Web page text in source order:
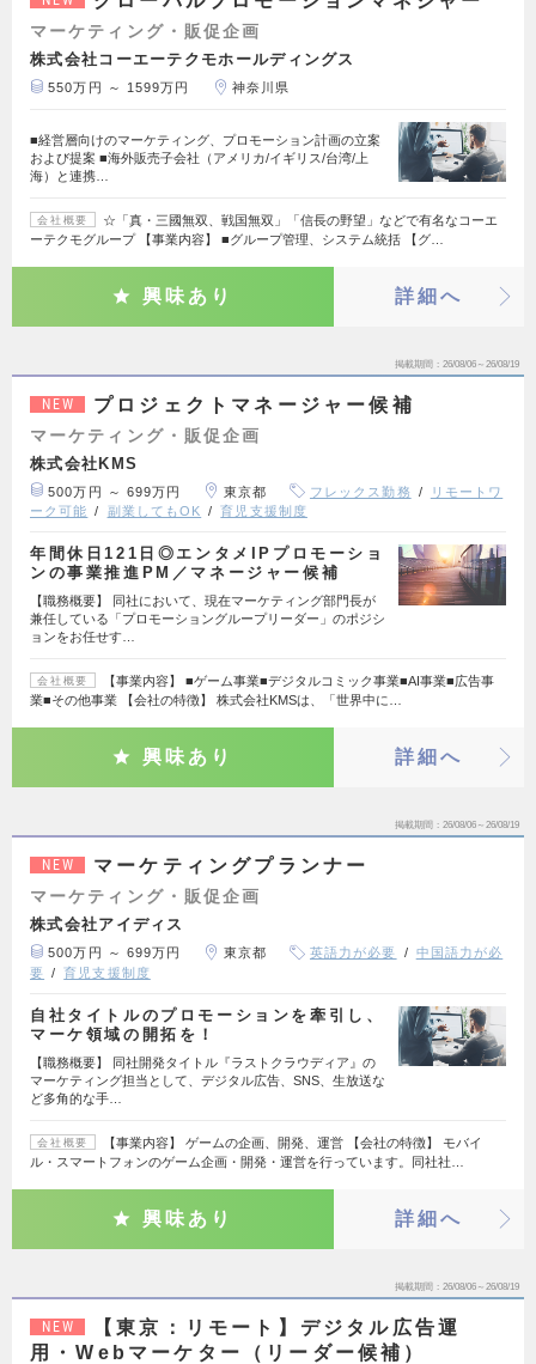
マーケティング・販促企画
株式会社コーエーテクモホールディングス
550万円 ～ 1599万円 神奈川県
■経営層向けのマーケティング、プロモーション計画の立案
および提案 ■海外販売子会社（アメリカ/イギリス/台湾/上
海）と連携…
会社概要
☆「真・三國無双、戦国無双」「信長の野望」などで有名なコーエ
ーテクモグループ 【事業内容】 ■グループ管理、システム統括 【グ…
興味あり 詳細へ
掲載期間 26/08/06～26/08/19
NEW プロジェクトマネージャー候補
マーケティング・販促企画
株式会社KMS
500万円 ～ 699万円 東京都 フレックス勤務
リモートワ
ーク可能
副業してもOK 育児支援制度
年間休日121日◎エンタメIPプロモーショ
ンの事業推進PM／マネージャー候補
【職務概要】 同社において、現在マーケティング部門長が
兼任している「プロモーショングループリーダー」のポジシ
ョンをお任せす…
会社概要
【事業内容】 ■ゲーム事業■デジタルコミック事業■AI事業■広告事
業■その他事業 【会社の特徴】 株式会社KMSは、「世界中に…
興味あり 詳細へ
掲載期間 26/08/06～26/08/19
NEW マーケティングプランナー
マーケティング・販促企画
株式会社アイディス
500万円 ～ 699万円 東京都 英語力が必要
中国語力が必
要
育児支援制度
自社タイトルのプロモーションを牽引し、
マーケ領域の開拓を！
【職務概要】 同社開発タイトル『ラストクラウディア』の
マーケティング担当として、デジタル広告、SNS、生放送な
ど多角的な手…
会社概要
【事業内容】 ゲームの企画、開発、運営 【会社の特徴】 モバイ
ル・スマートフォンのゲーム企画・開発・運営を行っています。同社社…
興味あり 詳細へ
掲載期間 26/08/06～26/08/19
NEW
【東京：リモート】デジタル広告運
用・Webマーケター（リーダー候補）